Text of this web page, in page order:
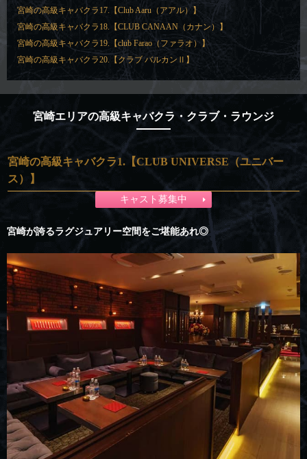
宮崎の高級キャバクラ17.【Club Aaru（アアル）】
宮崎の高級キャバクラ18.【CLUB CANAAN（カナン）】
宮崎の高級キャバクラ19.【club Farao（ファラオ）】
宮崎の高級キャバクラ20.【クラブ バルカンⅡ】
宮崎エリアの高級キャバクラ・クラブ・ラウンジ
宮崎の高級キャバクラ1.【CLUB UNIVERSE（ユニバー
ス）】
キャスト募集中
宮崎が誇るラグジュアリー空間をご堪能あれ◎